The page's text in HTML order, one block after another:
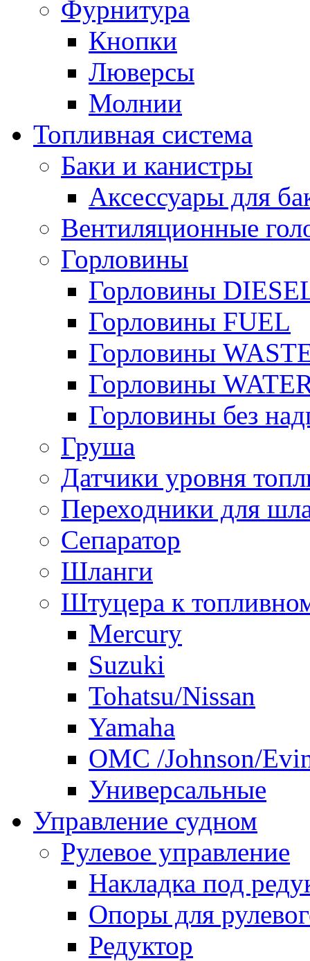
Фурнитура
Кнопки
Люверсы
Молнии
Топливная система
Баки и канистры
Аксессуары для
Вентиляционные
Горловины
Горловины
Горловины FUEL
Горловины
Горловины
Горловины без
Груша
Датчики уровня
Переходники для
Сепаратор
Шланги
Штуцера к
Mercury
Suzuki
Tohatsu/Nissan
Yamaha
ОМС /Johnson/
Универсальные
Управление судном
Рулевое управление
Накладка под
Опоры для
Редуктор